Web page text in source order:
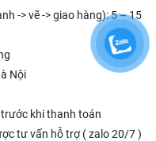
-> vẽ -> giao hàng): 5 – 15
Nội
khi thanh toán
tư vấn hỗ trợ ( zalo 20/7 )